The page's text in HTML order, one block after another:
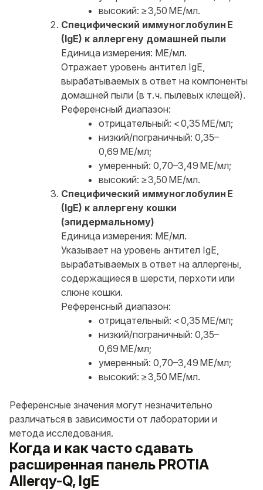
высокий: ≥ 3,50 МЕ/мл.
Специфический иммуноглобулин E
(IgE) к аллергену домашней пыли
Единица измерения: МЕ/мл.
Отражает уровень антител IgE,
вырабатываемых в ответ на компоненты
домашней пыли (в т. ч. пылевых клещей).
Референсный диапазон:
отрицательный: < 0,35 МЕ/мл;
низкий/пограничный: 0,35–
0,69 МЕ/мл;
умеренный: 0,70–3,49 МЕ/мл;
высокий: ≥ 3,50 МЕ/мл.
Специфический иммуноглобулин E
(IgE) к аллергену кошки
(эпидермальному)
Единица измерения: МЕ/мл.
Указывает на уровень антител IgE,
вырабатываемых в ответ на аллергены,
содержащиеся в шерсти, перхоти или
слюне кошки.
Референсный диапазон:
отрицательный: < 0,35 МЕ/мл;
низкий/пограничный: 0,35–
0,69 МЕ/мл;
умеренный: 0,70–3,49 МЕ/мл;
высокий: ≥ 3,50 МЕ/мл.
Референсные значения могут незначительно
различаться в зависимости от лаборатории и
метода исследования.
Когда и как часто сдавать
расширенная панель PROTIA
Allerqy-Q, IgE